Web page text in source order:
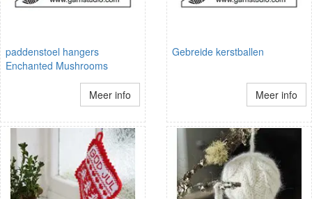
paddenstoel hangers
Enchanted Mushrooms
Meer info
Gebreide kerstballen
Meer info